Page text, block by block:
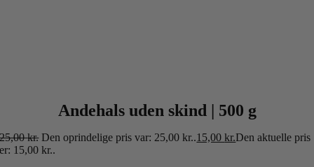
Andehals uden skind | 500 g
25,00kr. Den oprindelige pris var: 25,00 kr..15,00kr.Den aktuelle pris
er: 15,00 kr..